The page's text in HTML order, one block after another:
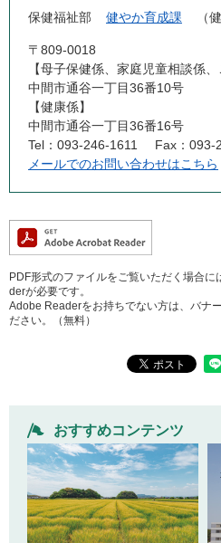
保健福祉部 健やか育成課
〒809-0018
【母子保健係、家庭児童相談係
中間市通谷一丁目36番10号
【健康係】
中間市通谷一丁目36番16号
Tel：093-246-1611
Fax：093-
メールでのお問い合わせはこちら
PDF形式のファイルをご覧いただく場合
derが必要です。
Adobe Readerをお持ちでない方は、バナ
ださい。（無料）
おすすめコンテンツ